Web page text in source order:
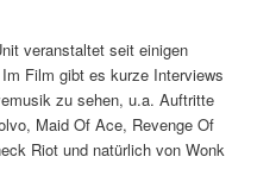
veranstaltet seit einigen
Film gibt es kurze Interviews
zu sehen, u.a. Auftritte
Maid Of Ace, Revenge Of
Riot und natürlich von Wonk